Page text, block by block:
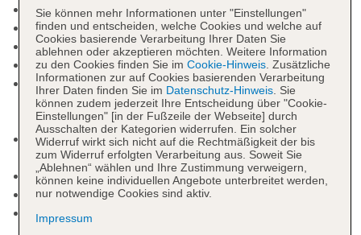
Lift
Geldautomat in der Unterkunft
Gartenanlage, Sonnenterrasse
Pools: 1
Pool „pool“: ohne Gebühr, Meerwasser,
Liegestühle: ohne Gebühr, Sonnenschirme: ohne
Gebühr
Whirlpool: Mai - September, ohne Gebühr,
Outdoor, Meerwasser
Badetücher: ohne Gebühr
Boutique
Internet: WLAN/WiFi, im gesamten Hotel
Sie können mehr Informationen unter "Einstellungen"
finden und entscheiden, welche Cookies und welche auf
Cookies basierende Verarbeitung Ihrer Daten Sie
ablehnen oder akzeptieren möchten. Weitere Information
zu den Cookies finden Sie im Cookie-Hinweis. Zusätzliche
Informationen zur auf Cookies basierenden Verarbeitung
Ihrer Daten finden Sie im Datenschutz-Hinweis. Sie
können zudem jederzeit Ihre Entscheidung über "Cookie-
Einstellungen" [in der Fußzeile der Webseite] durch
Ausschalten der Kategorien widerrufen. Ein solcher
Widerruf wirkt sich nicht auf die Rechtmäßigkeit der bis
zum Widerruf erfolgten Verarbeitung aus. Soweit Sie
„Ablehnen“ wählen und Ihre Zustimmung verweigern,
können keine individuellen Angebote unterbreitet werden,
nur notwendige Cookies sind aktiv.
Impressum